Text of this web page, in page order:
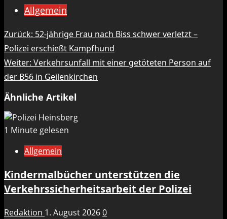
Allgemein
Beitragsnavigation
Zurück: 52-jährige Frau nach Biss schwer verletzt –
Polizei erschießt Kampfhund
Weiter: Verkehrsunfall mit einer getöteten Person auf
der B56 in Geilenkirchen
Ähnliche Artikel
1 Minute gelesen
Allgemein
Kindermalbücher unterstützen die
Verkehrssicherheitsarbeit der Polizei
Redaktion 1. August 20260